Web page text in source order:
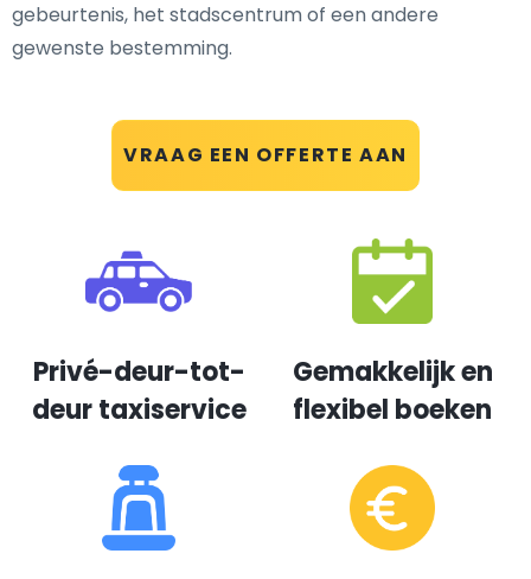
VRAAG EEN OFFERTE AAN
gebeurtenis, het stadscentrum of een andere
gewenste bestemming.
Privé-deur-tot-
deur taxiservice
Gemakkelijk en
flexibel boeken